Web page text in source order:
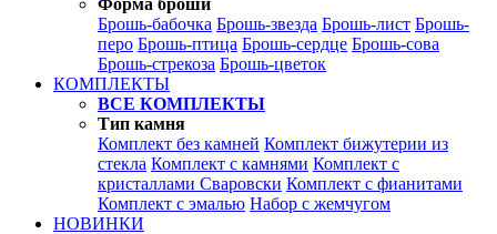
Форма броши
Брошь-бабочка Брошь-звезда Брошь-лист Брошь-
перо Брошь-птица Брошь-сердце Брошь-сова
Брошь-стрекоза Брошь-цветок
КОМПЛЕКТЫ
ВСЕ КОМПЛЕКТЫ
Тип камня
Комплект без камней Комплект бижутерии из
стекла Комплект с камнями Комплект с
кристаллами Сваровски Комплект с фианитами
Комплект с эмалью Набор с жемчугом
НОВИНКИ